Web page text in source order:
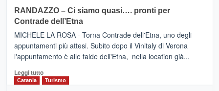
IL
NUOVO
SUMMER
CLUB
VIAGRANDE
(Ct)
–
Benanti
presenta
“Vino
&
Cultura
RANDAZZO – Ci siamo quasi…. pronti per
Contrade dell’Etna
MICHELE LA ROSA - Torna Contrade dell'Etna, uno degli
appuntamenti più attesi. Subito dopo il Vinitaly di Verona
l'appuntamento è alle falde dell'Etna, nella location già...
Leggi tuttoLeggi
di
Catania Turismo